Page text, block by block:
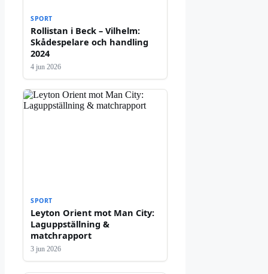
SPORT
Rollistan i Beck – Vilhelm:
Skådespelare och handling
2024
4 jun 2026
SPORT
Leyton Orient mot Man City:
Laguppställning &
matchrapport
3 jun 2026